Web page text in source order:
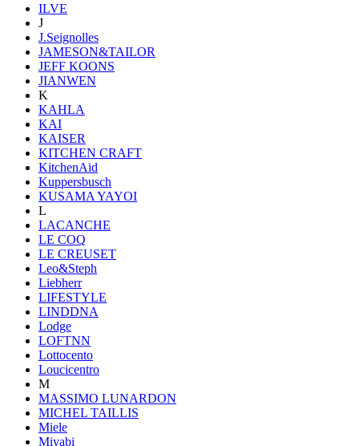
ILVE
J
J.Seignolles
JAMESON&TAILOR
JEFF KOONS
JIANWEN
K
KAHLA
KAI
KAISER
KITCHEN CRAFT
KitchenAid
Kuppersbusch
KUSAMA YAYOI
L
LACANCHE
LE COQ
LE CREUSET
Leo&Steph
Liebherr
LIFESTYLE
LINDDNA
Lodge
LOFTNN
Lottocento
Loucicentro
M
MASSIMO LUNARDON
MICHEL TAILLIS
Miele
Miyabi